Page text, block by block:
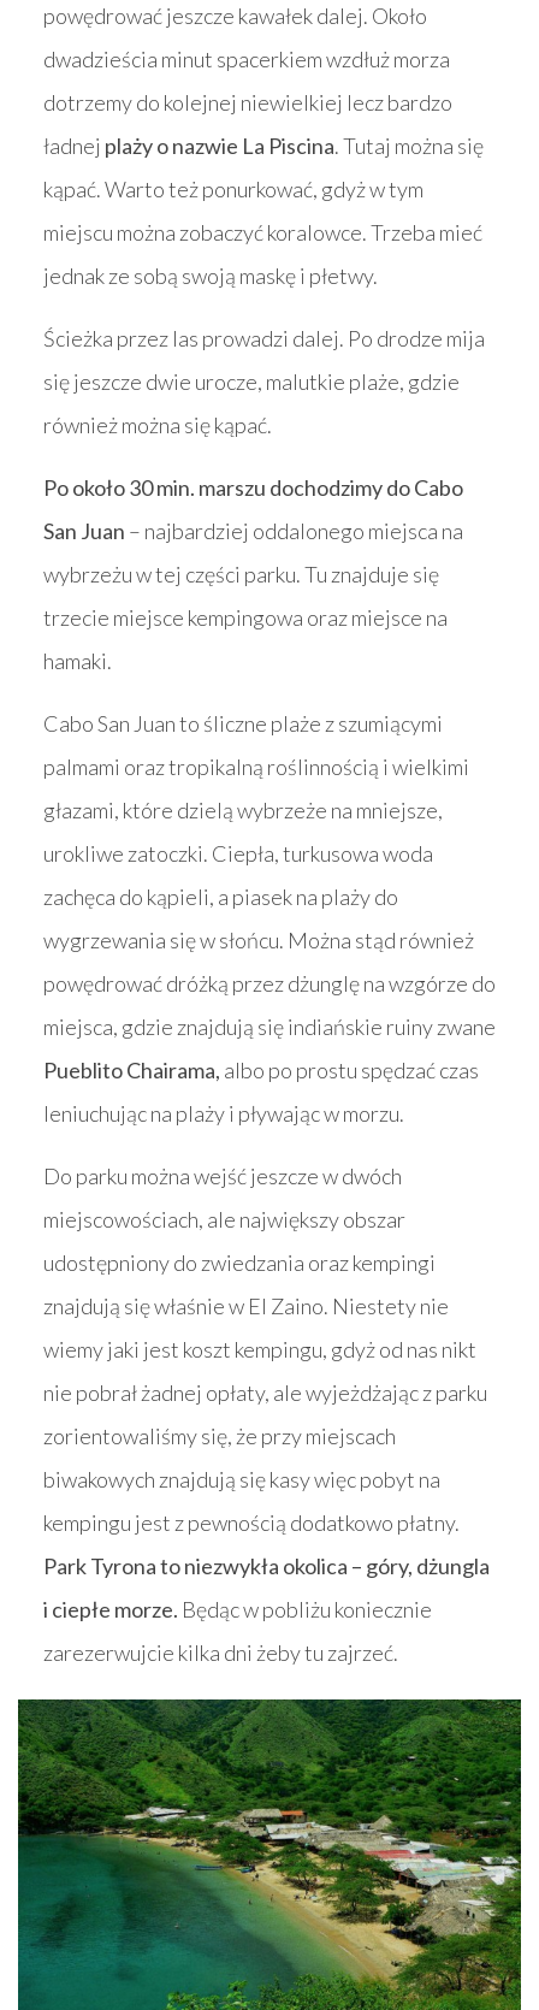
powędrować jeszcze kawałek dalej. Około
dwadzieścia minut spacerkiem wzdłuż morza
dotrzemy do kolejnej niewielkiej lecz bardzo
ładnej plaży o nazwie La Piscina. Tutaj można się
kąpać. Warto też ponurkować, gdyż w tym
miejscu można zobaczyć koralowce. Trzeba mieć
jednak ze sobą swoją maskę i płetwy.
Ścieżka przez las prowadzi dalej. Po drodze mija
się jeszcze dwie urocze, malutkie plaże, gdzie
również można się kąpać.
Po około 30 min. marszu dochodzimy do Cabo
San Juan – najbardziej oddalonego miejsca na
wybrzeżu w tej części parku. Tu znajduje się
trzecie miejsce kempingowa oraz miejsce na
hamaki.
Cabo San Juan to śliczne plaże z szumiącymi
palmami oraz tropikalną roślinnością i wielkimi
głazami, które dzielą wybrzeże na mniejsze,
urokliwe zatoczki. Ciepła, turkusowa woda
zachęca do kąpieli, a piasek na plaży do
wygrzewania się w słońcu. Można stąd również
powędrować dróżką przez dżunglę na wzgórze do
miejsca, gdzie znajdują się indiańskie ruiny zwane
Pueblito Chairama, albo po prostu spędzać czas
leniuchując na plaży i pływając w morzu.
Do parku można wejść jeszcze w dwóch
miejscowościach, ale największy obszar
udostępniony do zwiedzania oraz kempingi
znajdują się właśnie w El Zaino. Niestety nie
wiemy jaki jest koszt kempingu, gdyż od nas nikt
nie pobrał żadnej opłaty, ale wyjeżdżając z parku
zorientowaliśmy się, że przy miejscach
biwakowych znajdują się kasy więc pobyt na
kempingu jest z pewnością dodatkowo płatny.
Park Tyrona to niezwykła okolica – góry, dżungla
i ciepłe morze. Będąc w pobliżu koniecznie
zarezerwujcie kilka dni żeby tu zajrzeć.